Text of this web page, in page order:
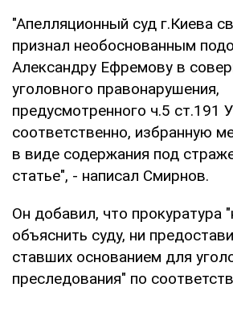
"Апелляционный суд г.Киева
признал необоснованным
Александру Ефремову в
уголовного правонарушения,
предусмотренного ч.5 ст.191
соответственно, избранную
в виде содержания под
статье", - написал Смирнов.
Он добавил, что прокуратура
объяснить суду, ни
ставших основанием для
преследования" по